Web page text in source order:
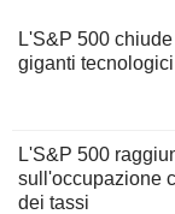
L'S&P 500
giganti tecnologici
L'S&P 500
sull'occupazione
dei tassi